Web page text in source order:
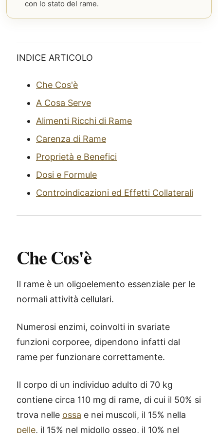
con lo stato del rame.
INDICE ARTICOLO
Che Cos'è
A Cosa Serve
Alimenti Ricchi di Rame
Carenza di Rame
Proprietà e Benefici
Dosi e Formule
Controindicazioni ed Effetti Collaterali
Che Cos'è
Il rame è un oligoelemento essenziale per le
normali attività cellulari.
Numerosi enzimi, coinvolti in svariate
funzioni corporee, dipendono infatti dal
rame per funzionare correttamente.
Il corpo di un individuo adulto di 70 kg
contiene circa 110 mg di rame, di cui il 50% si
trova nelle ossa e nei muscoli, il 15% nella
pelle, il 15% nel midollo osseo, il 10% nel